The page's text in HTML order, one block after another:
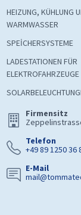
HEIZUNG, KÜHLUNG
WARMWASSER
SPEİCHERSYSTEME
LADESTATIONEN FÜR
ELEKTROFAHRZEUGE
Firmensitz
Telefon
+49 89 1250 36
E-Mail